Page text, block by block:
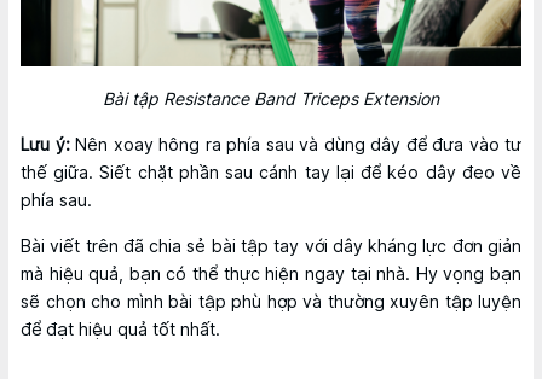
Bài tập Resistance Band Triceps Extension
Lưu ý:Nên xoay hông ra phía sau và dùng dây để đưa vào tư
thế giữa. Siết chặt phần sau cánh tay lại để kéo dây đeo về
phía sau.
Bài viết trên đã chia sẻ bài tập tay với dây kháng lực đơn giản
mà hiệu quả, bạn có thể thực hiện ngay tại nhà. Hy vọng bạn
sẽ chọn cho mình bài tập phù hợp và thường xuyên tập luyện
để đạt hiệu quả tốt nhất.